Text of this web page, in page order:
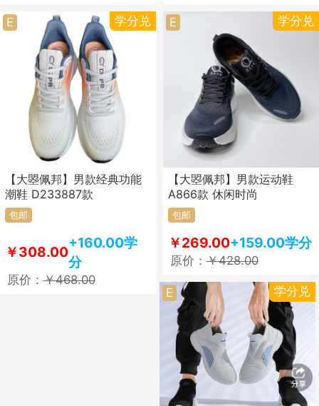
E 学分兑
【大曌佩邦】男款经典功能
潮鞋 D233887款
包邮
￥308.00
+160.00学
分
原价：￥468.00
E 学分兑
【大曌佩邦】男款运动鞋
A866款 休闲时尚
包邮
￥269.00+159.00学分
原价：￥428.00
E 学分兑